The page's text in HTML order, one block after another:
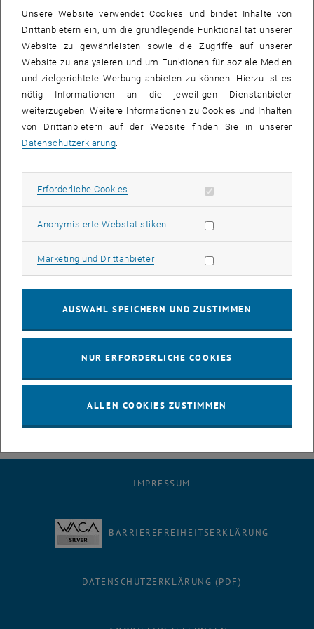
Auch heuer haben wieder über 500 StudentInnen die
Studienrichtung "Architektur" gewählt; die meisten ohne konkrete
Vorstellung über Ablauf und Inhalt des Studiums oder das Berufsbild
von ArchitektInnen. Um den AnfängerInnen in kurzer Zeit möglichst
viel Information über Architektur-Studium und -Beruf zu vermitteln,
wird zu Semesterbeginn eine große Einführungsvorlesung und
-übung zur Orientierung organisiert. Weitere Ziele der
Lehrveranstaltung sind die Eigen-Überprüfung der Eignung und
Das Thema des ersten Kurzentwurfs der StudentInnen ist in diesem
Jahr eine Auseinandersetzung mit dem "Freiraum Karlsplatz" in
allen seinen Facetten. Fragen, die dabei auftauchen, fokussieren
nicht nur den physischen Stadtraum, sondern auch die Menschen
und ihre unterschiedlichen Bedürfnisse und Ansprüche an diesen
Ort. Die dazu in Kleingruppen entwickelten Lösungen und
Vorschläge werden am Freitag, den 6. Oktober ab 12 Uhr am
Öffentlichkeit präsentiert. Das Organisationsteam des
Orientierungskurses setzt sich aus Mitgliedern des Mittelbaus
Astrid Magauer, Stefan Pogacar) zusammen.
IMPRESSUM
BARRIEREFREIHEITSERKLÄRUNG
DATENSCHUTZERKLÄRUNG (PDF)
Unsere Website verwendet Cookies und bindet Inhalte von
Drittanbietern ein, um die grundlegende Funktionalität unserer
Website zu gewährleisten sowie die Zugriffe auf unserer
Website zu analysieren und um Funktionen für soziale Medien
und zielgerichtete Werbung anbieten zu können. Hierzu ist es
nötig Informationen an die jeweiligen Dienstanbieter
weiterzugeben. Weitere Informationen zu Cookies und Inhalten
von Drittanbietern auf der Website finden Sie in unserer
Datenschutzerklärung
Erforderliche Cookies Erforderliche Cookies zulassen
Anonymisierte WebstatistikenStatistik Cookies zulassen
Marketing und DrittanbieterMarketing Cookies zulassen
AUSWAHL SPEICHERN UND ZUSTIMMEN
NUR ERFORDERLICHE COOKIES
ALLEN COOKIES ZUSTIMMEN